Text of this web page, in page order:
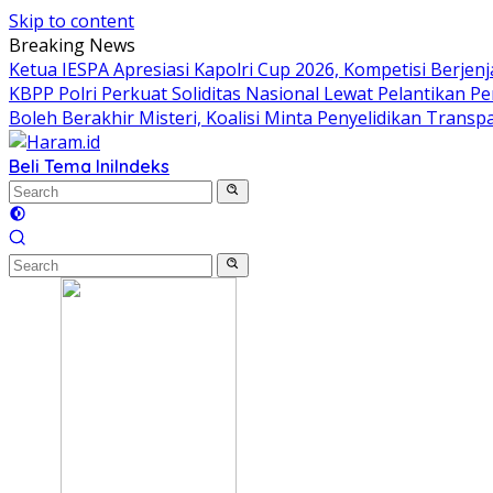
Skip to content
Breaking News
Ketua IESPA Apresiasi Kapolri Cup 2026, Kompetisi
KBPP Polri Perkuat Soliditas Nasional Lewat Pelantikan
Boleh Berakhir Misteri, Koalisi Minta Penyelidikan
Beli Tema IniIndeks